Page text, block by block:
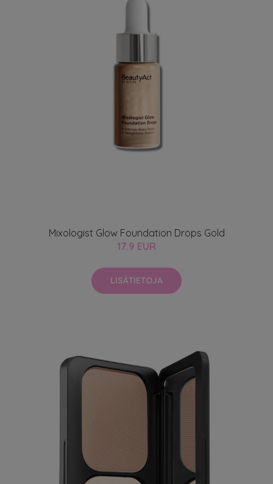
Mixologist Glow Foundation Drops Gold
17.9 EUR
LISÄTIETOJA